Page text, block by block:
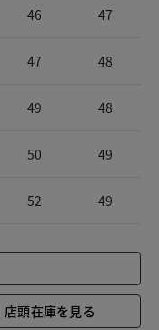
46 47
47 48
49 48
50 49
52 49
店頭在庫を見る